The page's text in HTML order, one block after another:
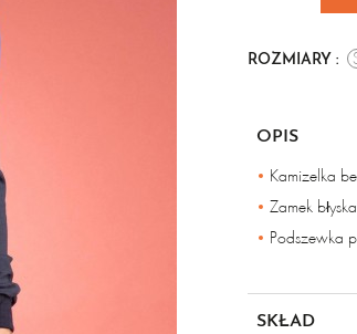
ROZMIARY :
OPIS
Kamizelka
Zamek
Podszewka
SKŁAD